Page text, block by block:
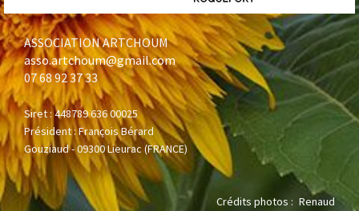
ASSOCIATION ARTCHOUM
asso.artchoum@gmail.com
07 68 92 37 33
Siret : 448789 636 00025
Président : François Bérard
Gouziaud -09300 Lieurac (FRANCE)
Crédits photos : Renaud